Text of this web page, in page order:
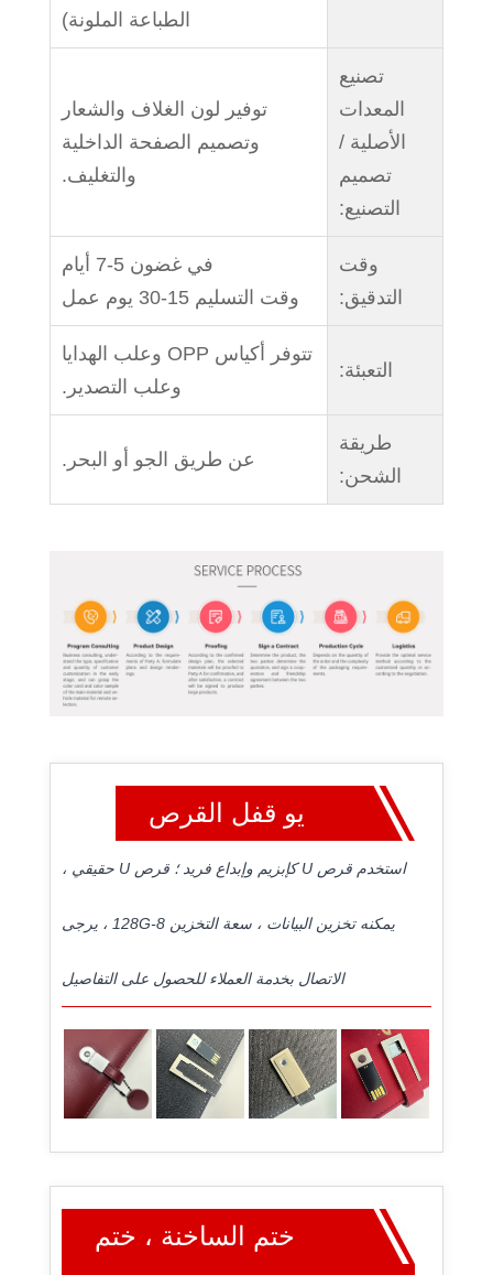
الطباعة الملونة)
تصنيع
المعدات
الأصلية /
تصميم
التصنيع:
توفير لون الغلاف والشعار
وتصميم الصفحة الداخلية
والتغليف.
وقت
التدقيق:
في غضون 5-7 أيام
وقت التسليم 15-30 يوم عمل
التعبئة:
تتوفر أكياس OPP وعلب الهدايا
وعلب التصدير.
طريقة
الشحن:
عن طريق الجو أو البحر.
يو قفل القرص
استخدم قرص U كإبزيم وإبداع فريد ؛ قرص U حقيقي ،
يمكنه تخزين البيانات ، سعة التخزين 8-128G ، يرجى
الاتصال بخدمة العملاء للحصول على التفاصيل
ختم الساخنة ، ختم